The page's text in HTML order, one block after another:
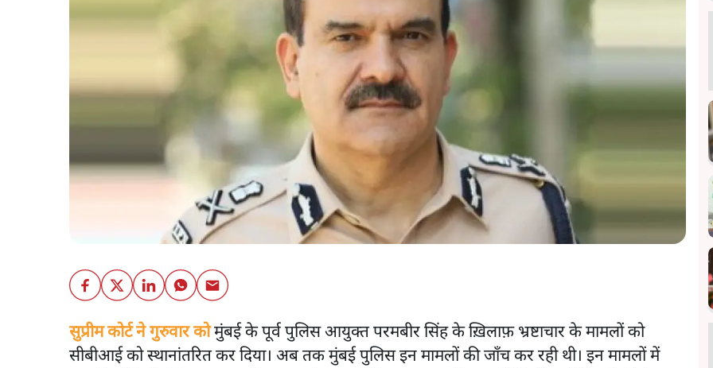
सुप्रीम कोर्ट ने गुरुवार कोमुंबई के पूर्व पुलिस आयुक्त परमबीर सिंह के ख़िलाफ़ भ्रष्टाचार के मामलों को
सीबीआई को स्थानांतरित कर दिया। अब तक मुंबई पुलिस इन मामलों की जाँच कर रही थी। इन मामलों में